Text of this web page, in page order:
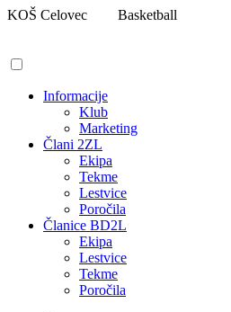
Pojdi
KOŠ Celovec Basketball
Informacije
Klub
Marketing
Člani 2ZL
Ekipa
Tekme
Lestvice
Poročila
Članice BD2L
Ekipa
Lestvice
Tekme
Poročila